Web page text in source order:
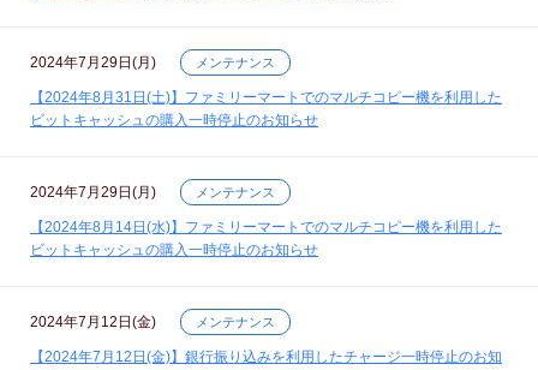
2024年7月29日(月) メンテナンス
【2024年8月31日(土)】ファミリーマートでのマルチコピー機を利用した
ビットキャッシュの購入一時停止のお知らせ
2024年7月29日(月) メンテナンス
【2024年8月14日(水)】ファミリーマートでのマルチコピー機を利用した
ビットキャッシュの購入一時停止のお知らせ
2024年7月12日(金) メンテナンス
【2024年7月12日(金)】銀行振り込みを利用したチャージ一時停止のお知